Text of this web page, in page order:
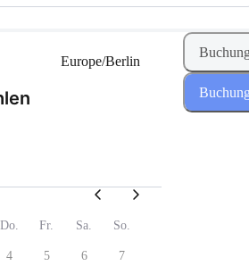
Europe/Berlin
Do. Fr. Sa. So.
4 5 6 7